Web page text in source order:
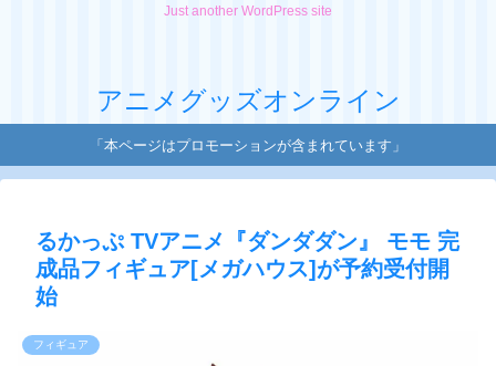
Just another WordPress site
アニメグッズオンライン
「本ページはプロモーションが含まれています」
るかっぷ TVアニメ『ダンダダン』 モモ 完
成品フィギュア[メガハウス]が予約受付開
始
フィギュア